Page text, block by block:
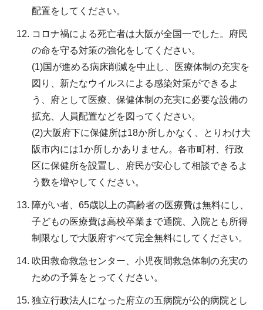
配置をしてください。
コロナ禍による死亡者は大阪が全国一でした。府民
の命を守る対策の強化をしてください。
(1)国が進める病床削減を中止し、医療体制の充実を
図り、新たなウイルスによる感染対策ができるよ
う、府として医療、保健体制の充実に必要な設備の
拡充、人員配置などを図ってください。
(2)大阪府下に保健所は18か所しかなく、とりわけ大
阪市内には1か所しかありません。各市町村、行政
区に保健所を設置し、府民が安心して相談できるよ
う数を増やしてください。
障がい者、65歳以上の高齢者の医療費は無料にし、
子どもの医療費は高校卒業まで通院、入院とも所得
制限なしで大阪府すべて完全無料にしてください。
吹田救命救急センター、小児夜間救急体制の充実の
ための予算をとってください。
独立行政法人になった府立の五病院が公的病院とし